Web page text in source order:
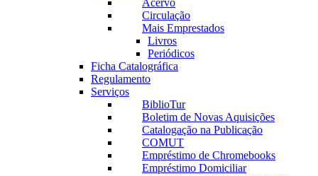
Acervo
Circulação
Mais Emprestados
Livros
Periódicos
Ficha Catalográfica
Regulamento
Serviços
BiblioTur
Boletim de Novas Aquisições
Catalogação na Publicação
COMUT
Empréstimo de Chromebooks
Empréstimo Domiciliar